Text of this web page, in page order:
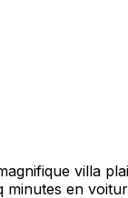
villa
minutes en